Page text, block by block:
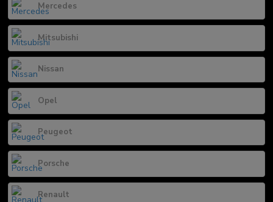
Mercedes
Mitsubishi
Nissan
Opel
Peugeot
Porsche
Renault